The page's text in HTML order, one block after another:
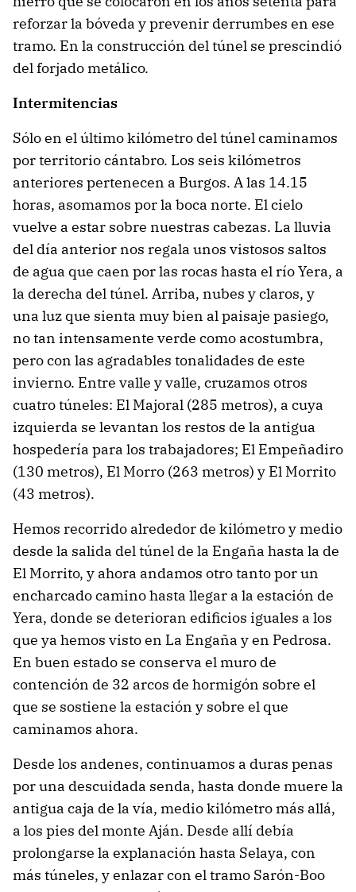
reforzar la bóveda y prevenir derrumbes en ese
tramo. En la construcción del túnel se prescindió
del forjado metálico.
Intermitencias
Sólo en el último kilómetro del túnel caminamos
por territorio cántabro. Los seis kilómetros
anteriores pertenecen a Burgos. A las 14.15
horas, asomamos por la boca norte. El cielo
vuelve a estar sobre nuestras cabezas. La lluvia
del día anterior nos regala unos vistosos saltos
de agua que caen por las rocas hasta el río Yera, a
la derecha del túnel. Arriba, nubes y claros, y
una luz que sienta muy bien al paisaje pasiego,
no tan intensamente verde como acostumbra,
pero con las agradables tonalidades de este
invierno. Entre valle y valle, cruzamos otros
cuatro túneles: El Majoral (285 metros), a cuya
izquierda se levantan los restos de la antigua
hospedería para los trabajadores; El Empeñadiro
(130 metros), El Morro (263 metros) y El Morrito
(43 metros).
Hemos recorrido alrededor de kilómetro y medio
desde la salida del túnel de la Engaña hasta la de
El Morrito, y ahora andamos otro tanto por un
encharcado camino hasta llegar a la estación de
Yera, donde se deterioran edificios iguales a los
que ya hemos visto en La Engaña y en Pedrosa.
En buen estado se conserva el muro de
contención de 32 arcos de hormigón sobre el
que se sostiene la estación y sobre el que
caminamos ahora.
Desde los andenes, continuamos a duras penas
por una descuidada senda, hasta donde muere la
antigua caja de la vía, medio kilómetro más allá,
a los pies del monte Aján. Desde allí debía
prolongarse la explanación hasta Selaya, con
más túneles, y enlazar con el tramo Sarón-Boo